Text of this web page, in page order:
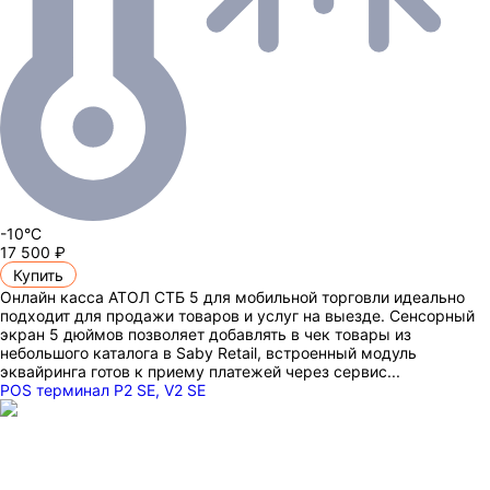
-10°C
17 500 ₽
Купить
Онлайн касса АТОЛ СТБ 5 для мобильной торговли идеально
подходит для продажи товаров и услуг на выезде. Сенсорный
экран 5 дюймов позволяет добавлять в чек товары из
небольшого каталога в Saby Retail, встроенный модуль
эквайринга готов к приему платежей через сервис...
POS терминал P2 SE, V2 SE